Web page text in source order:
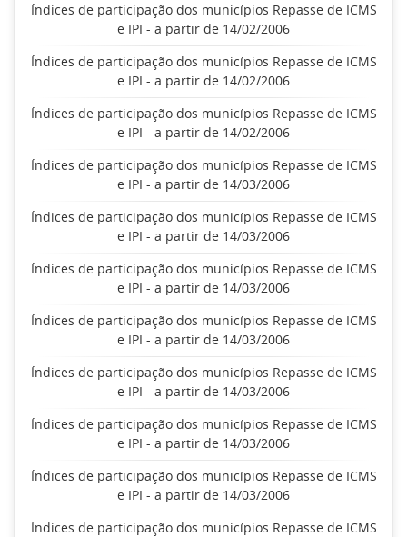
Índices de participação dos municípios Repasse de ICMS
e IPI - a partir de 14/02/2006
Índices de participação dos municípios Repasse de ICMS
e IPI - a partir de 14/02/2006
Índices de participação dos municípios Repasse de ICMS
e IPI - a partir de 14/02/2006
Índices de participação dos municípios Repasse de ICMS
e IPI - a partir de 14/03/2006
Índices de participação dos municípios Repasse de ICMS
e IPI - a partir de 14/03/2006
Índices de participação dos municípios Repasse de ICMS
e IPI - a partir de 14/03/2006
Índices de participação dos municípios Repasse de ICMS
e IPI - a partir de 14/03/2006
Índices de participação dos municípios Repasse de ICMS
e IPI - a partir de 14/03/2006
Índices de participação dos municípios Repasse de ICMS
e IPI - a partir de 14/03/2006
Índices de participação dos municípios Repasse de ICMS
e IPI - a partir de 14/03/2006
Índices de participação dos municípios Repasse de ICMS